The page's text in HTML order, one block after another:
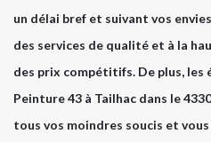
un délai bref et suivant vos
des services de qualité et à la
des prix compétitifs. De plus, les
Peinture 43 à Tailhac dans le
tous vos moindres soucis et vous